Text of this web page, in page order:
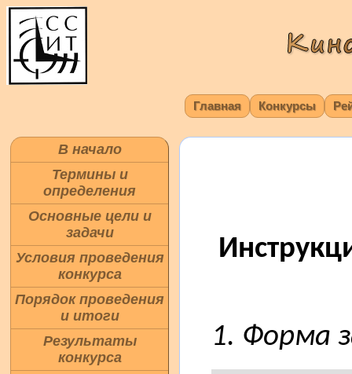
Главная Конкурсы
В начало
Термины и
определения
Основные цели и
задачи
Условия проведения
конкурса
Порядок проведения
и итоги
Результаты
конкурса
1. Форма